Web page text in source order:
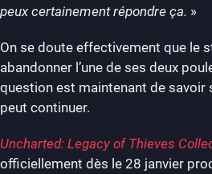
peux certainement répondre ça. »
On se doute effectivement que le
abandonner l’une de ses deux
question est maintenant de savoir
peut continuer.
Uncharted: Legacy of Thieves
officiellement dès le 28 janvier